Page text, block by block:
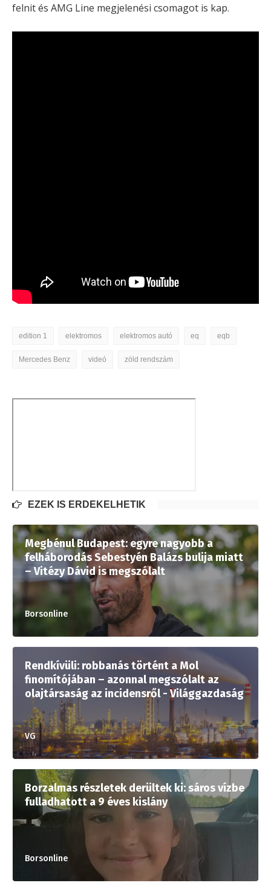
felnit és AMG Line megjelenési csomagot is kap.
edition 1 elektromos elektromos autó eq eqb
Mercedes Benz videó zöld rendszám
EZEK IS ÉRDEKELHETIK
Megbénul Budapest: egyre nagyobb a
felháborodás Sebestyén Balázs bulija miatt
– Vitézy Dávid is megszólalt
Borsonline
Rendkívüli: robbanás történt a Mol
finomítójában – azonnal megszólalt az
olajtársaság az incidensről - Világgazdaság
VG
Borzalmas részletek derültek ki: sáros vízbe
fulladhatott a 9 éves kislány
Borsonline